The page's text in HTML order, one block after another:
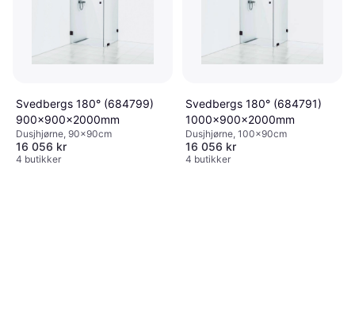
Svedbergs 180° (684799)
900x900x2000mm
Dusjhjørne, 90x90cm
16 056 kr
4 butikker
Svedbergs 180° (684791)
1000x900x2000mm
Dusjhjørne, 100x90cm
16 056 kr
4 butikker